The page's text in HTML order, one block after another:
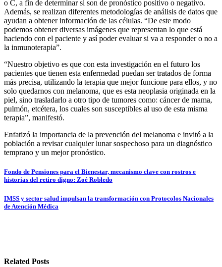
o C, a fin de determinar si son de pronóstico positivo o negativo.
Además, se realizan diferentes metodologías de análisis de datos que
ayudan a obtener información de las células. “De este modo
podemos obtener diversas imágenes que representan lo que está
haciendo con el paciente y así poder evaluar si va a responder o no a
la inmunoterapia”.
“Nuestro objetivo es que con esta investigación en el futuro los
pacientes que tienen esta enfermedad puedan ser tratados de forma
más precisa, utilizando la terapia que mejor funcione para ellos, y no
solo quedarnos con melanoma, que es esta neoplasia originada en la
piel, sino trasladarlo a otro tipo de tumores como: cáncer de mama,
pulmón, etcétera, los cuales son susceptibles al uso de esta misma
terapia”, manifestó.
Enfatizó la importancia de la prevención del melanoma e invitó a la
población a revisar cualquier lunar sospechoso para un diagnóstico
temprano y un mejor pronóstico.
Navegación
de
entradas
Fondo de Pensiones para el Bienestar, mecanismo clave con rostros e
historias del retiro digno: Zoé Robledo
IMSS y sector salud impulsan la transformación con Protocolos Nacionales
de Atención Médica
Related Posts